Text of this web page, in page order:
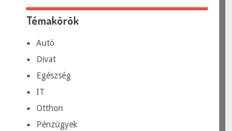
Témakörök
Autó
Divat
Egészség
IT
Otthon
Pénzügyek